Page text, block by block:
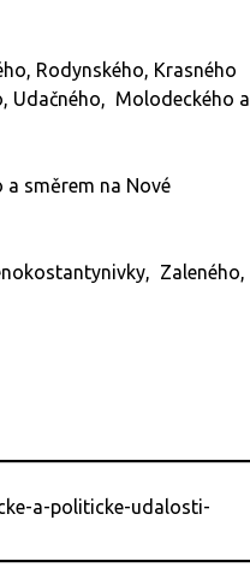
Rodynského, Krasného
Udačného, Molodeckého a
a směrem na Nové
Zaleného,